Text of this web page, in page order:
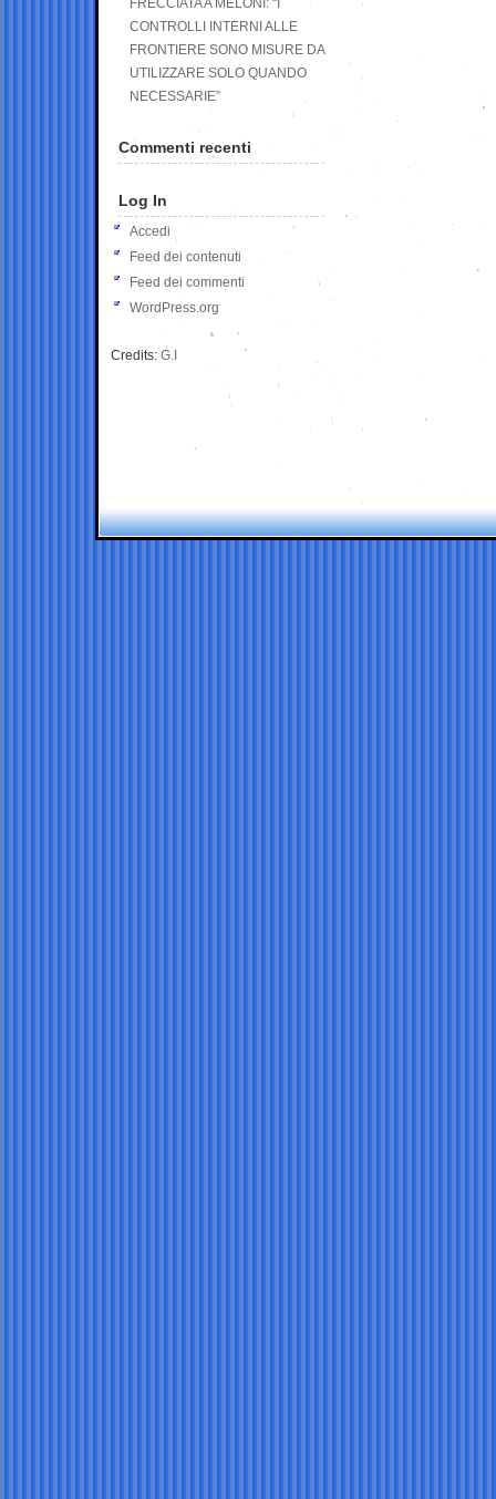
FRECCIATA A MELONI: “I
CONTROLLI INTERNI ALLE
FRONTIERE SONO MISURE DA
UTILIZZARE SOLO QUANDO
NECESSARIE”
Commenti recenti
Log In
Accedi
Feed dei contenuti
Feed dei commenti
WordPress.org
Credits: G.I